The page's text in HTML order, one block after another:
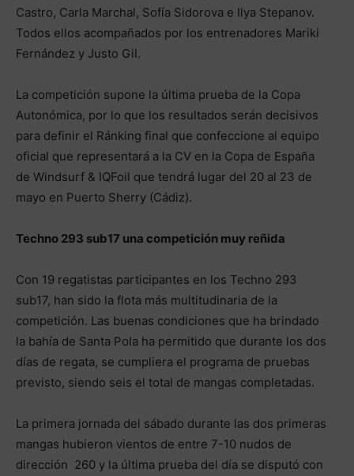
Castro, Carla Marchal, Sofía Sidorova e Ilya Stepanov.
Todos ellos acompañados por los entrenadores Mariki
Fernández y Justo Gil.
La competición supone la última prueba de la Copa
Autonómica, por lo que los resultados serán decisivos
para definir el Ránking final que confeccione al equipo
oficial que representará a la CV en la Copa de España
de Windsurf & IQFoil que tendrá lugar del 20 al 23 de
mayo en Puerto Sherry (Cádiz).
Techno 293 sub17 una competición muy reñida
Con 19 regatistas participantes en los Techno 293
sub17, han sido la flota más multitudinaria de la
competición. Las buenas condiciones que ha brindado
la bahía de Santa Pola ha permitido que durante los dos
días de regata, se cumpliera el programa de pruebas
previsto, siendo seis el total de mangas completadas.
La primera jornada del sábado durante las dos primeras
mangas hubieron vientos de entre 7-10 nudos de
dirección 260 y la última prueba del día se disputó con